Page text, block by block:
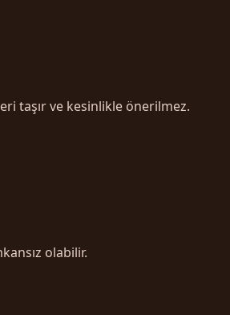
taşır ve kesinlikle önerilmez.
olabilir.